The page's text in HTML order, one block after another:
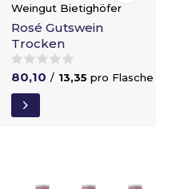
Weingut Bietighöfer
Rosé Gutswein
Trocken
80,10 / 13,35 pro Flasche